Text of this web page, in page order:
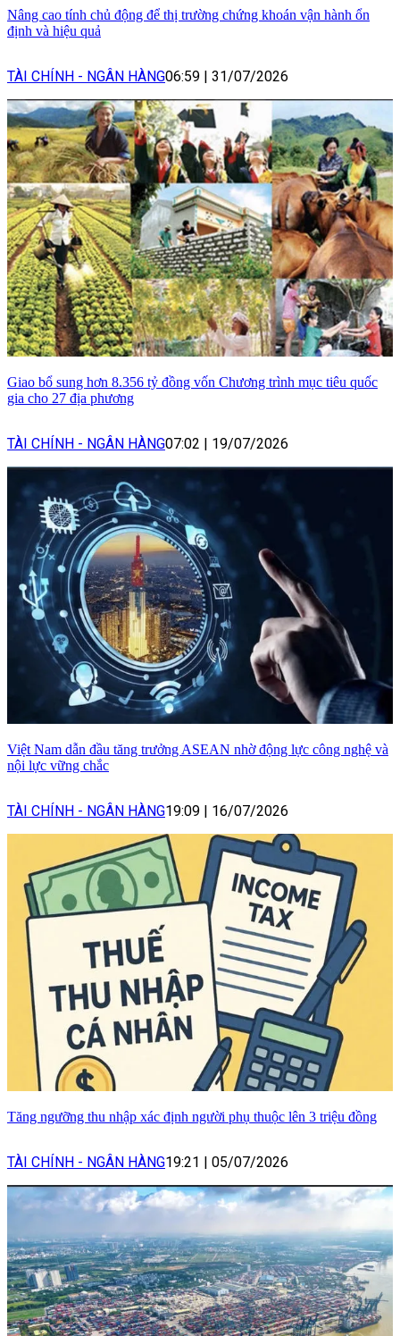
Nâng cao tính chủ động để thị trường chứng khoán vận hành ổn
định và hiệu quả
TÀI CHÍNH - NGÂN HÀNG06:59 31/07/2026
Giao bổ sung hơn 8.356 tỷ đồng vốn Chương trình mục tiêu quốc
gia cho 27 địa phương
TÀI CHÍNH - NGÂN HÀNG07:02 19/07/2026
Việt Nam dẫn đầu tăng trưởng ASEAN nhờ động lực công nghệ và
nội lực vững chắc
TÀI CHÍNH - NGÂN HÀNG19:09 16/07/2026
Tăng ngưỡng thu nhập xác định người phụ thuộc lên 3 triệu đồng
TÀI CHÍNH - NGÂN HÀNG19:21 05/07/2026